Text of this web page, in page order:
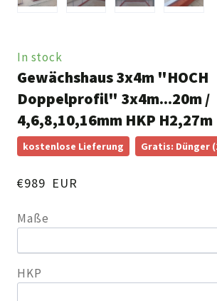
In stock
Gewächshaus 3x4m "HOCH
Doppelprofil" 3x4m...20m /
4,6,8,10,16mm HKP H2,27m
kostenlose Lieferung Gratis: Dünger
€989  EUR
Maße
HKP